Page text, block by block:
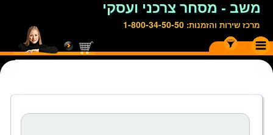
משב - מסחר צרכני ועסקי
מרכז שירות והזמנות: 1-800-34-50-50